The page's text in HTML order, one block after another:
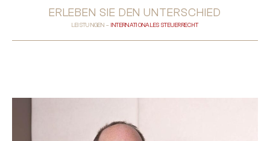
ERLEBEN SIE DEN UNTERSCHIED
LEISTUNGEN – INTERNATIONALES STEUERRECHT